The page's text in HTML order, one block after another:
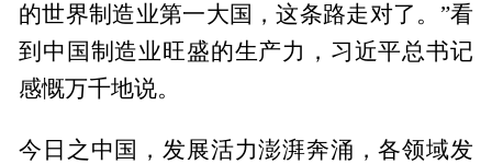
的世界制造业第一大国，这条路走对了。”看
到中国制造业旺盛的生产力，习近平总书记
感慨万千地说。
今日之中国，发展活力澎湃奔涌，各领域发